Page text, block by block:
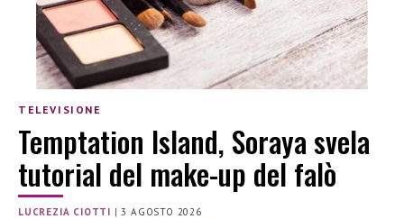
TELEVISIONE
Temptation Island, Soraya svela
tutorial del make-up del falò
LUCREZIA CIOTTI |3 AGOSTO 2026